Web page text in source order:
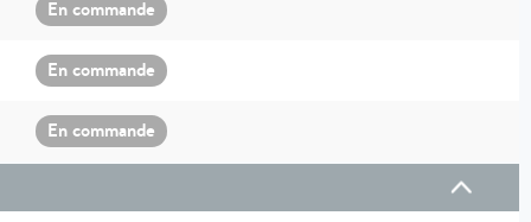
En commande
En commande
En commande